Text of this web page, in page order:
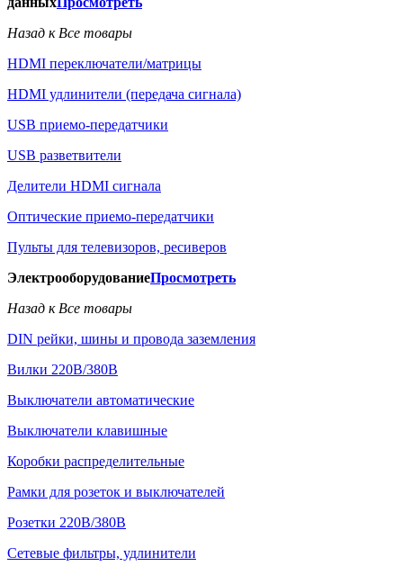
Назад к Все товары
HDMI переключатели/матрицы
HDMI удлинители (передача сигнала)
USB приемо-передатчики
USB разветвители
Делители HDMI сигнала
Оптические приемо-передатчики
Пульты для телевизоров, ресиверов
ЭлектрооборудованиеПросмотреть
Назад к Все товары
DIN рейки, шины и провода заземления
Вилки 220В/380В
Выключатели автоматические
Выключатели клавишные
Коробки распределительные
Рамки для розеток и выключателей
Розетки 220В/380В
Сетевые фильтры, удлинители